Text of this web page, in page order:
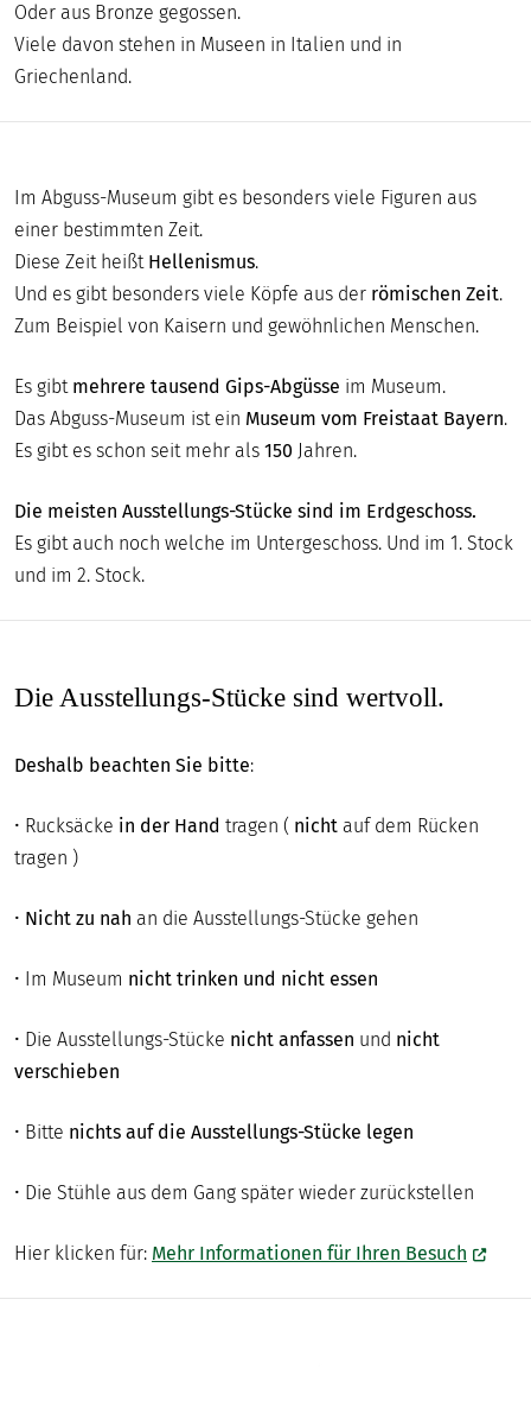
Oder aus Bronze gegossen.
Viele davon stehen in Museen in Italien und in
Griechenland.
Im Abguss-Museum gibt es besonders viele Figuren aus
einer bestimmten Zeit.
Diese Zeit heißt Hellenismus.
Und es gibt besonders viele Köpfe aus der römischen Zeit.
Zum Beispiel von Kaisern und gewöhnlichen Menschen.
Es gibt mehrere tausend Gips-Abgüsse im Museum.
Das Abguss-Museum ist ein Museum vom Freistaat Bayern.
Es gibt es schon seit mehr als 150 Jahren.
Die meisten Ausstellungs-Stücke sind im Erdgeschoss.
Es gibt auch noch welche im Untergeschoss. Und im 1. Stock
und im 2. Stock.
Die Ausstellungs-Stücke sind wertvoll.
Deshalb beachten Sie bitte:
• Rucksäcke in der Hand tragen ( nicht auf dem Rücken
tragen )
• Nicht zu nah an die Ausstellungs-Stücke gehen
• Im Museum nicht trinken und nicht essen
• Die Ausstellungs-Stücke nicht anfassen und nicht
verschieben
• Bitte nichts auf die Ausstellungs-Stücke legen
• Die Stühle aus dem Gang später wieder zurückstellen
Hier klicken für: Mehr Informationen für Ihren Besuch